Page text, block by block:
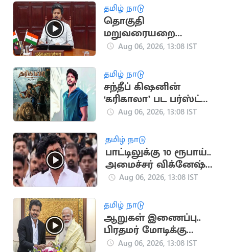
தமிழ் நாடு
தொகுதி
மறுவரையறை
விவகாரம்.. அனைத்து
விஜய் அழைப்பு
Aug 06, 2026, 13:08 IST
தமிழ் நாடு
சந்தீப் கிஷனின்
‘கரிகாலா’ பட பர்ஸ்ட்
லுக் வெளியீடு
Aug 06, 2026, 13:08 IST
தமிழ் நாடு
பாட்டிலுக்கு 10 ரூபாய்..
அமைச்சர் விக்னேஷ்
விளக்கம்
Aug 06, 2026, 13:08 IST
தமிழ் நாடு
ஆறுகள் இணைப்பு..
பிரதமர் மோடிக்கு
முதலமைச்சர் விஜய்
Aug 06, 2026, 13:08 IST